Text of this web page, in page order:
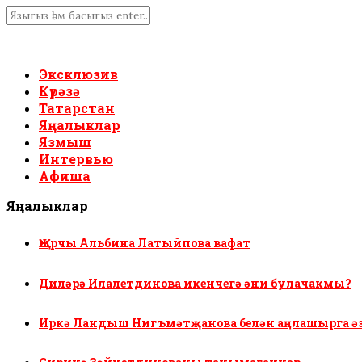
Эксклюзив
Күрәзә
Татарстан
Яңалыклар
Язмыш
Интервью
Афиша
Яңалыклар
Җырчы Альбина Латыйпова вафат
Диләрә Илалетдинова икенчегә әни булачакмы?
Иркә Ландыш Нигъмәтҗанова белән аңлашырга